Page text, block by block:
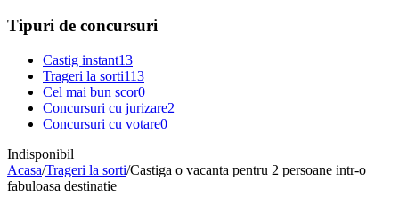
Tipuri de concursuri
Castig instant13
Trageri la sorti113
Cel mai bun scor0
Concursuri cu jurizare2
Concursuri cu votare0
Indisponibil
Acasa/Trageri la sorti/Castiga o vacanta pentru 2 persoane intr-o
fabuloasa destinatie